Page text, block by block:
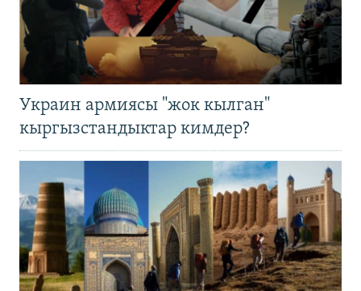
Украин армиясы "жок кылган"
кыргызстандыктар кимдер?